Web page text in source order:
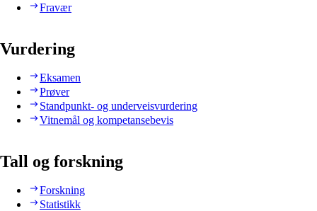
Fravær
Vurdering
Eksamen
Prøver
Standpunkt- og underveisvurdering
Vitnemål og kompetansebevis
Tall og forskning
Forskning
Statistikk